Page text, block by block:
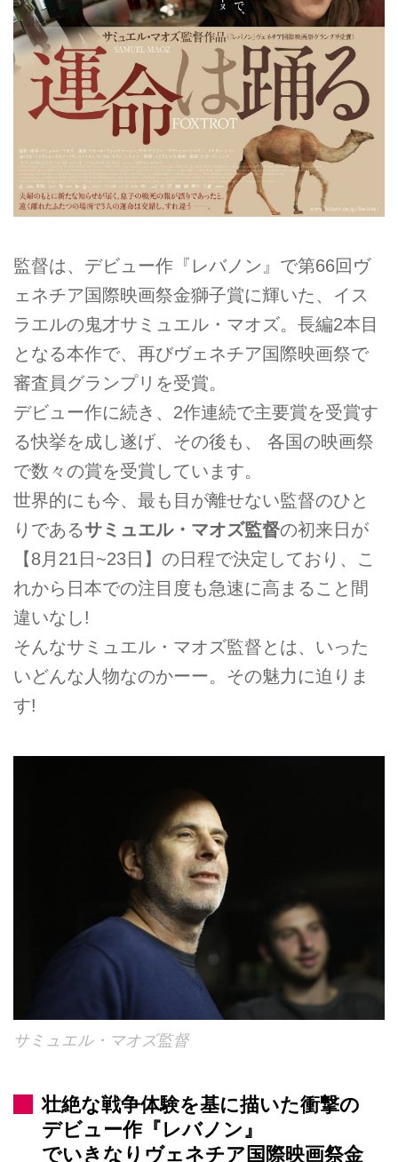
監督は、デビュー作『レバノン』で第66回ヴ
ェネチア国際映画祭金獅子賞に輝いた、イス
ラエルの鬼才サミュエル・マオズ。長編2本目
となる本作で、再びヴェネチア国際映画祭で
審査員グランプリを受賞。
デビュー作に続き、2作連続で主要賞を受賞す
る快挙を成し遂げ、その後も、 各国の映画祭
で数々の賞を受賞しています。
世界的にも今、最も目が離せない監督のひと
りであるサミュエル・マオズ監督の初来日が
【8月21日~23日】の日程で決定しており、こ
れから日本での注目度も急速に高まること間
違いなし!
そんなサミュエル・マオズ監督とは、いった
いどんな人物なのかーー。その魅力に迫りま
す!
サミュエル・マオズ監督
壮絶な戦争体験を基に描いた衝撃の
デビュー作『レバノン』
でいきなりヴェネチア国際映画祭金